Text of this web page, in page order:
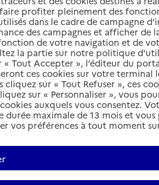
et services autour de
profiter pleinement des
dans le cadre de campagne
des campagnes et afficher de
de votre navigation et de
la partie sur notre politique
« Tout Accepter », l’éditeur du
ces cookies sur votre terminal
cliquez sur « Tout Refuser », ces
sur « Personnaliser », vous
auxquels vous consentez.
durée maximale de 13 mois et
vos préférences à tout moment